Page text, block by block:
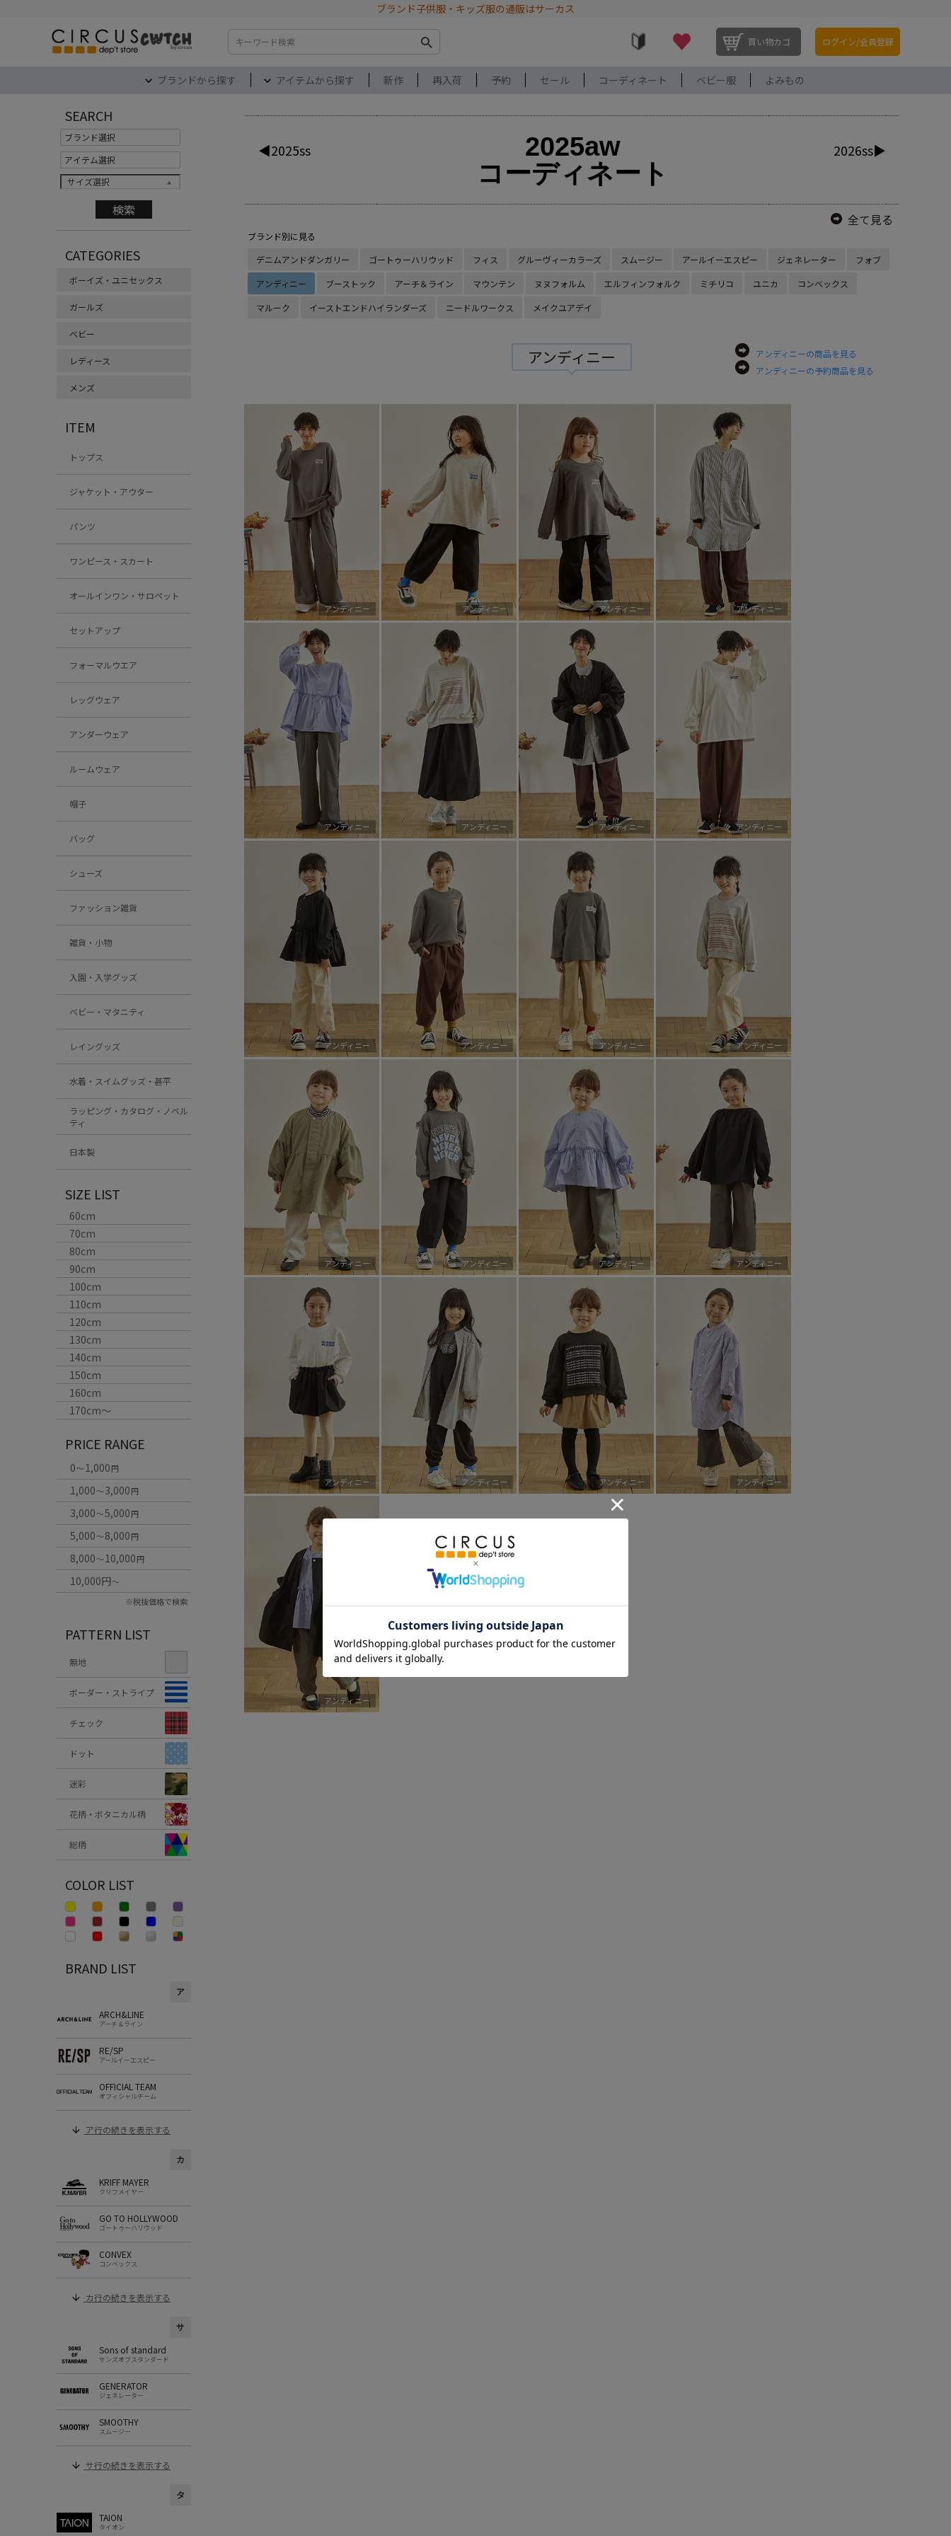
ブランド子供服・キッズ服の通販はサーカス
検索 買い物カゴ ログイン/会員登録
ブランドから探す アイテムから探す 新作 再入荷 予約 セール コーディネート ベビー服 よみもの
SEARCH
サイズ選択
CATEGORIES
ボーイズ・ユニセックス
ガールズ
ベビー
レディース
メンズ
ITEM
トップス
ジャケット・アウター
パンツ
ワンピース・スカート
オールインワン・サロペット
セットアップ
フォーマルウエア
レッグウェア
アンダーウェア
ルームウェア
帽子
バッグ
シューズ
ファッション雑貨
雑貨・小物
入園・入学グッズ
ベビー・マタニティ
レイングッズ
水着・スイムグッズ・甚平
ラッピング・カタログ・ノベル
ティ
日本製
SIZE LIST
60cm
70cm
80cm
90cm
100cm
110cm
120cm
130cm
140cm
150cm
160cm
170cm〜
PRICE RANGE
0～1,000円
1,000～3,000円
3,000～5,000円
5,000～8,000円
8,000～10,000円
10,000円～
※税抜価格で検索
PATTERN LIST
無地
ボーダー・ストライプ
チェック
ドット
迷彩
花柄・ボタニカル柄
総柄
COLOR LIST
BRAND LIST
ア
ARCH&LINE
アーチ＆ライン
RE/SP
アールイーエスピー
OFFICIAL TEAM
オフィシャルチーム
ア行の続きを表示する
カ
KRIFF MAYER
クリフメイヤー
GO TO HOLLYWOOD
ゴートゥーハリウッド
CONVEX
コンベックス
カ行の続きを表示する
サ
Sons of standard
サンズオブスタンダード
GENERATOR
ジェネレーター
SMOOTHY
スムージー
サ行の続きを表示する
タ
TAION
タイオン
◀2025ss
2025aw
コーディネート
2026ss▶
全て見る
ブランド別に見る
デニムアンドダンガリー
ゴートゥーハリウッド フィス グルーヴィーカラーズ スムージー アールイーエスピー ジェネレーター
フォブ
アンディニー
ブーストック アーチ＆ライン マウンテン ヌヌフォルム エルフィンフォルク ミチリコ ユニカ
コンベックス
マルーク
イーストエンドハイランダーズ ニードルワークス メイクユアデイ
アンディニー
アンディニーの商品を見る
アンディニーの予約商品を見る
アンディニー アンディニー アンディニー アンディニー
アンディニー アンディニー アンディニー アンディニー
アンディニー アンディニー アンディニー アンディニー
アンディニー アンディニー アンディニー アンディニー
アンディニー アンディニー アンディニー アンディニー
アンディニー